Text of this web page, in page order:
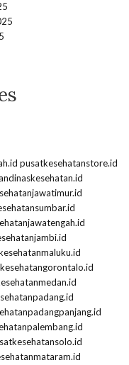
pusatkesehatanstore.id